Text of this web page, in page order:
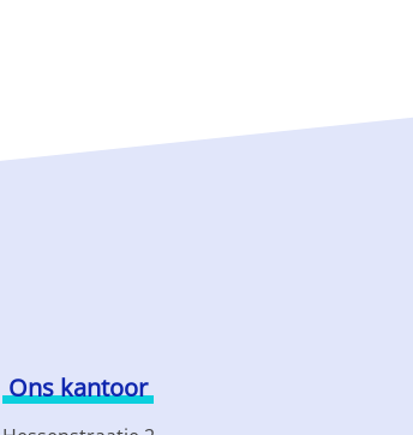
Ons kantoor